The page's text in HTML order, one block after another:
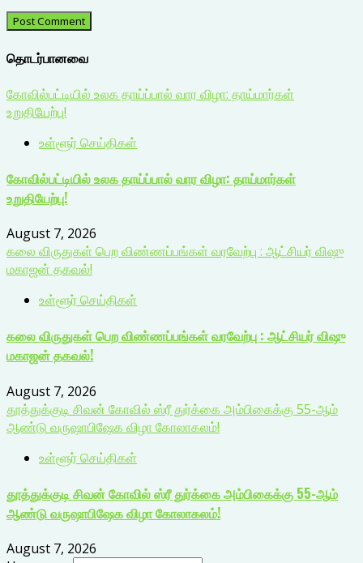
தொடர்பானவை
கோவில்பட்டியில் உலக தாய்ப்பால் வார விழா: தாய்மார்கள்
உறுதியேற்பு!
உள்ளூர் செய்திகள்
கோவில்பட்டியில் உலக தாய்ப்பால் வார விழா: தாய்மார்கள்
உறுதியேற்பு!
August 7, 2026
கலை விருதுகள் பெற விண்ணப்பங்கள் வரவேற்பு : ஆட்சியர் விஷு
மகாஜன் தகவல்!
உள்ளூர் செய்திகள்
கலை விருதுகள் பெற விண்ணப்பங்கள் வரவேற்பு : ஆட்சியர் விஷு
மகாஜன் தகவல்!
August 7, 2026
தூத்துக்குடி சிவன் கோவில் ஸ்ரீ துர்க்கை அம்பிகைக்கு 55-ஆம்
ஆண்டு வருஷாபிஷேக விழா கோலாகலம்!
உள்ளூர் செய்திகள்
தூத்துக்குடி சிவன் கோவில் ஸ்ரீ துர்க்கை அம்பிகைக்கு 55-ஆம்
ஆண்டு வருஷாபிஷேக விழா கோலாகலம்!
August 7, 2026